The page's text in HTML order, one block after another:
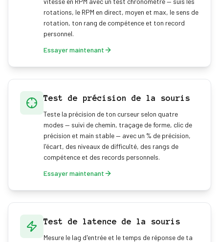
rotations, le RPM en direct, moyen et max, le sens de
rotation, ton rang de compétence et ton record
personnel.
Essayer maintenant
Test de précision de la souris
Teste la précision de ton curseur selon quatre
modes — suivi de chemin, traçage de forme, clic de
précision et main stable — avec un % de précision,
l'écart, des niveaux de difficulté, des rangs de
compétence et des records personnels.
Essayer maintenant
Test de latence de la souris
Mesure le lag d'entrée et le temps de réponse de ta